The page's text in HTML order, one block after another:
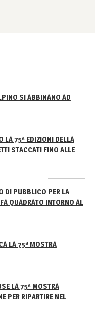
SI ABBINANO AD
75ª EDIZIONI DELLA
STACCATI FINO ALLE
DI PUBBLICO PER LA
QUADRATO INTORNO AL
LA 75ª MOSTRA
LA 75ª MOSTRA
PER RIPARTIRE NEL